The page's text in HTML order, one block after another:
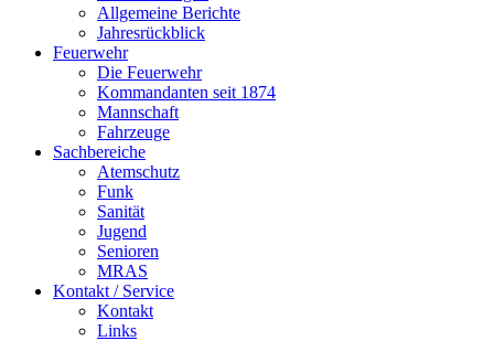
Allgemeine Berichte
Jahresrückblick
Feuerwehr
Die Feuerwehr
Kommandanten seit 1874
Mannschaft
Fahrzeuge
Sachbereiche
Atemschutz
Funk
Sanität
Jugend
Senioren
MRAS
Kontakt / Service
Kontakt
Links